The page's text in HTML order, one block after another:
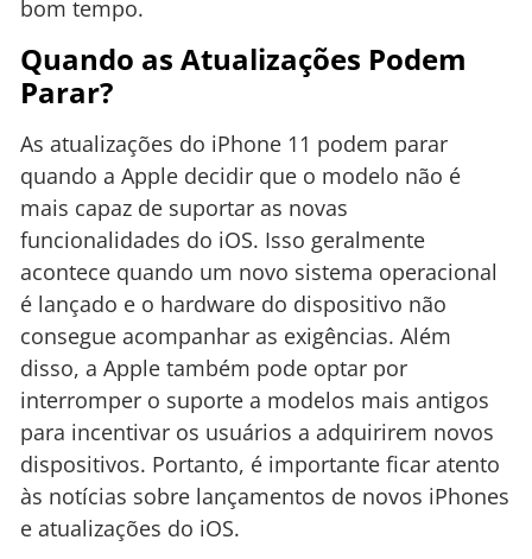
bom tempo.
Quando as Atualizações Podem
Parar?
As atualizações do iPhone 11 podem parar
quando a Apple decidir que o modelo não é
mais capaz de suportar as novas
funcionalidades do iOS. Isso geralmente
acontece quando um novo sistema operacional
é lançado e o hardware do dispositivo não
consegue acompanhar as exigências. Além
disso, a Apple também pode optar por
interromper o suporte a modelos mais antigos
para incentivar os usuários a adquirirem novos
dispositivos. Portanto, é importante ficar atento
às notícias sobre lançamentos de novos iPhones
e atualizações do iOS.